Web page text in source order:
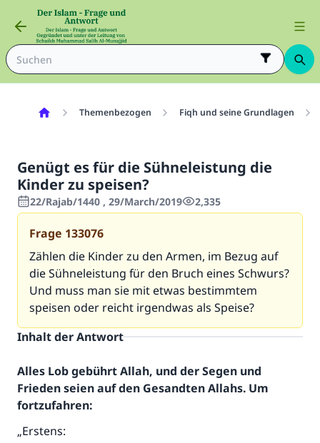
Themenbezogen Fiqh und seine Grundlagen
Genügt es für die Sühneleistung die
Kinder zu speisen?
22/Rajab/1440 , 29/March/2019 2,335
Frage 133076
Zählen die Kinder zu den Armen, im Bezug auf
die Sühneleistung für den Bruch eines Schwurs?
Und muss man sie mit etwas bestimmtem
speisen oder reicht irgendwas als Speise?
Inhalt der Antwort
Alles Lob gebührt Allah, und der Segen und
Frieden seien auf den Gesandten Allahs. Um
fortzufahren:
„Erstens: